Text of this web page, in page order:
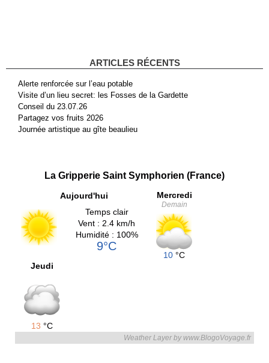
ARTICLES RÉCENTS
Alerte renforcée sur l’eau potable
Visite d’un lieu secret: les Fosses de la Gardette
Conseil du 23.07.26
Partagez vos fruits 2026
Journée artistique au gîte beaulieu
La Gripperie Saint Symphorien (France)
Aujourd'hui
Temps clair
Vent : 2.4 km/h
Humidité : 100%
9°C
Mercredi
Demain
10 °C
Jeudi
13 °C
Weather Layer by www.BlogoVoyage.fr